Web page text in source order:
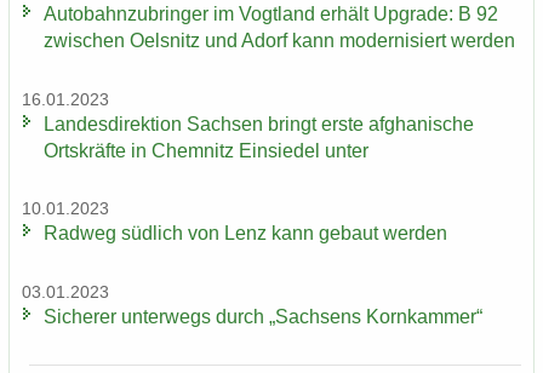
Au­to­bahn­zu­brin­ger im Vogt­land er­hält Up­grade: B 92
zwi­schen Oels­nitz und Adorf kann mo­der­ni­siert wer­den
16.01.2023
Lan­des­di­rek­ti­on Sach­sen bringt erste af­gha­ni­sche
Orts­kräf­te in Chem­nitz Ein­sie­del unter
10.01.2023
Rad­weg süd­lich von Lenz kann ge­baut wer­den
03.01.2023
Si­che­rer un­ter­wegs durch „Sach­sens Korn­kam­mer“